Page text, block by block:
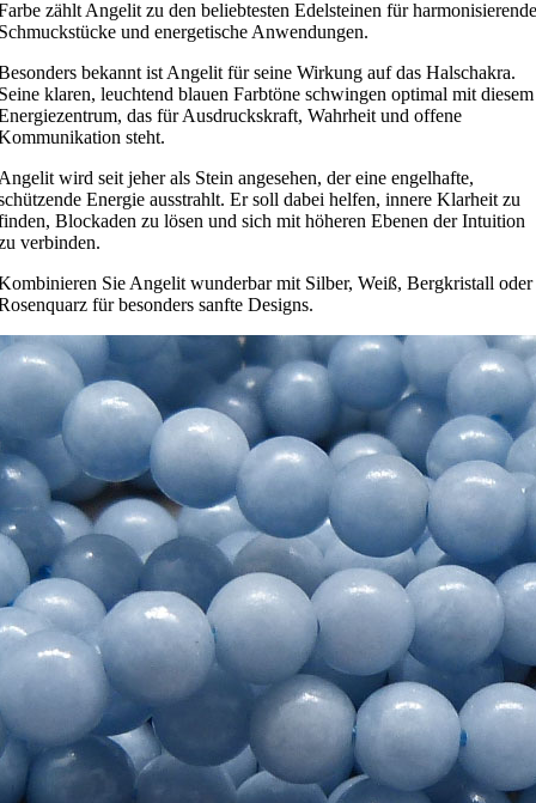
zählt Angelit zu den beliebtesten Edelsteinen für harmonisierende
und energetische Anwendungen.
bekannt ist Angelit für seine Wirkung auf das Halschakra.
klaren, leuchtend blauen Farbtöne schwingen optimal mit diesem
das für Ausdruckskraft, Wahrheit und offene
steht.
wird seit jeher als Stein angesehen, der eine engelhafte,
Energie ausstrahlt. Er soll dabei helfen, innere Klarheit zu
Blockaden zu lösen und sich mit höheren Ebenen der Intuition
verbinden.
Sie Angelit wunderbar mit Silber, Weiß, Bergkristall oder
für besonders sanfte Designs.